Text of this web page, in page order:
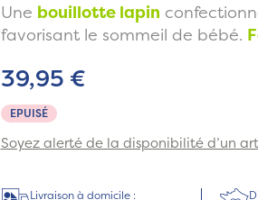
Une bouillotte lapin
favorisant le sommeil de bébé.
EPUISÉ
39,95 €
Soyez alerté de la disponibilité d’un
Livraison à domicile :